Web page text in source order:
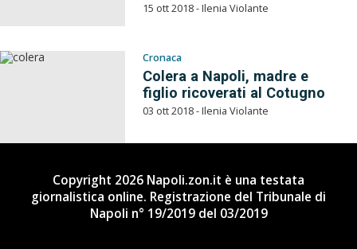
15 ott 2018 - Ilenia Violante
Cronaca
Colera a Napoli, madre e
figlio ricoverati al Cotugno
03 ott 2018 - Ilenia Violante
Copyright 2026 Napoli.zon.it è una testata
giornalistica online. Registrazione del Tribunale di
Napoli n° 19/2019 del 03/2019